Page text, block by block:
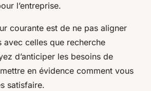
l’entreprise.
courante est de ne pas aligner
avec celles que recherche
d’anticiper les besoins de
en évidence comment vous
satisfaire.